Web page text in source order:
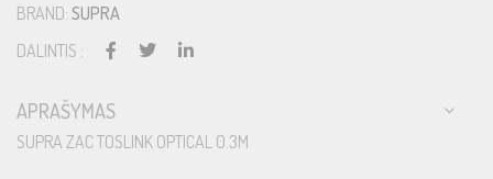
BRAND: SUPRA
DALINTIS :
APRAŠYMAS
SUPRA ZAC TOSLINK OPTICAL 0.3M